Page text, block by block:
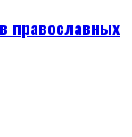
православных